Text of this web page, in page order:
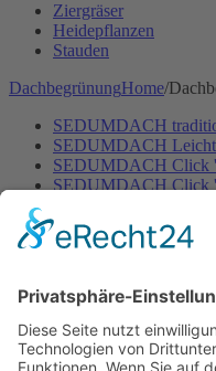
Ziergräser
Heidepflanzen
Stauden
DachbegrünungHome/
SEDUMDACH
SEDUMDACH Leicht
SEDUMDACH Click
SEDUMDACH Click
Biodiversitätsdach
Rasen
Hecken & Beete
Zubehör Bewässerung